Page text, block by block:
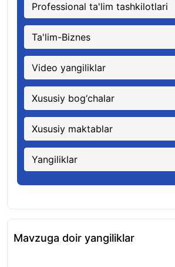
Professional ta'lim tashkilotlari
Ta'lim-Biznes
Video yangiliklar
Xususiy bog‘chalar
Xususiy maktablar
Yangiliklar
Mavzuga doir yangiliklar